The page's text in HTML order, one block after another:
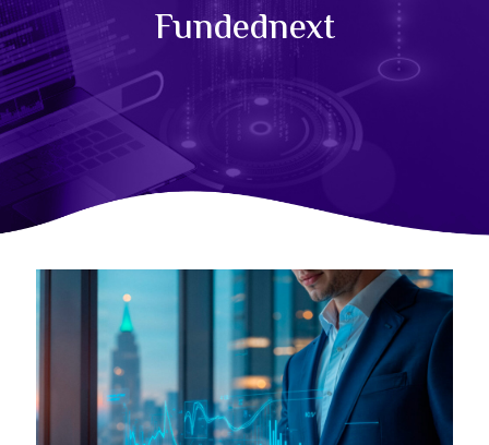
Fundednext